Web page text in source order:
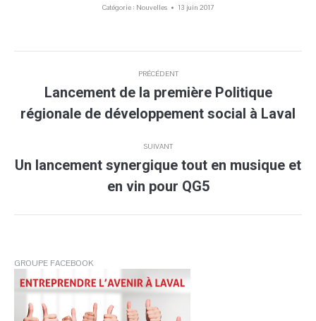
Catégorie : Nouvelles 13 juin 2017
article
PRÉCÉDENT
précédent
Lancement de la première Politique
régionale de développement social à Laval
SUIVANT
Article
suivant
Un lancement synergique tout en musique et
en vin pour QG5
GROUPE FACEBOOK